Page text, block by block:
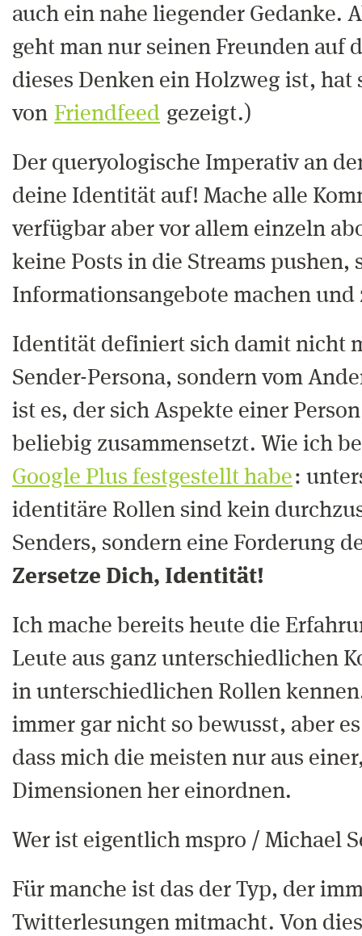
auch ein nahe liegender Gedanke.
geht man nur seinen Freunden auf
dieses Denken ein Holzweg ist, hat
von Friendfeed gezeigt.)
Der queryologische Imperativ an
deine Identität auf! Mache alle
verfügbar aber vor allem einzeln
keine Posts in die Streams pushen,
Informationsangebote machen und
Identität definiert sich damit nicht
Sender-Persona, sondern vom
ist es, der sich Aspekte einer
beliebig zusammensetzt. Wie ich
Google Plus festgestellt habe:
identitäre Rollen sind kein
Senders, sondern eine Forderung
Zersetze Dich, Identität!
Ich mache bereits heute die
Leute aus ganz unterschiedlichen
in unterschiedlichen Rollen
immer gar nicht so bewusst, aber
dass mich die meisten nur aus
Dimensionen her einordnen.
Wer ist eigentlich mspro / Michael
Für manche ist das der Typ, der
Twitterlesungen mitmacht. Von